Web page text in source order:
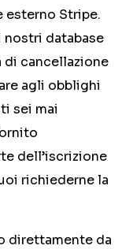
esterno Stripe.
nostri database
di cancellazione
agli obblighi
sei mai
dell’iscrizione
richiederne la
direttamente da